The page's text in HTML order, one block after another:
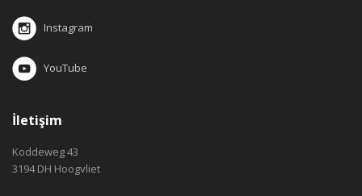
Instagram
YouTube
İletişim
Koddeweg 43
3194 DH Hoogvliet